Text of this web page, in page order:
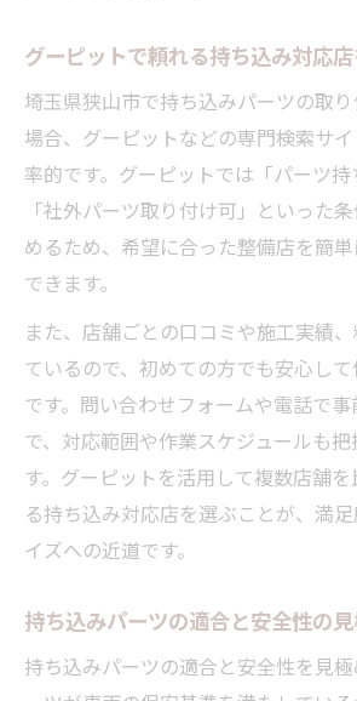
グーピットで頼れる持ち込み対応
埼玉県狭山市で持ち込みパーツの取
場合、グーピットなどの専門検索サ
率的です。グーピットでは「パーツ
「社外パーツ取り付け可」といった
めるため、希望に合った整備店を簡
できます。
また、店舗ごとの口コミや施工実績
ているので、初めての方でも安心し
です。問い合わせフォームや電話で
で、対応範囲や作業スケジュールも
す。グーピットを活用して複数店舗
る持ち込み対応店を選ぶことが、満
イズへの近道です。
持ち込みパーツの適合と安全性の
持ち込みパーツの適合と安全性を見